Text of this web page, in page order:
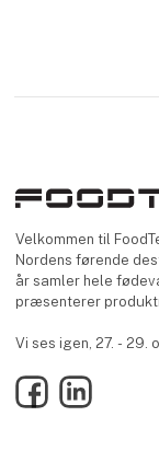
Velkommen til
Nordens førende
år samler hele
præsenterer
Vi ses igen, 27. - 29.
FacebookLinkedIn